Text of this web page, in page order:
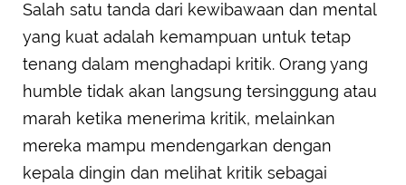
Salah satu tanda dari kewibawaan dan mental
yang kuat adalah kemampuan untuk tetap
tenang dalam menghadapi kritik. Orang yang
humble tidak akan langsung tersinggung atau
marah ketika menerima kritik, melainkan
mereka mampu mendengarkan dengan
kepala dingin dan melihat kritik sebagai